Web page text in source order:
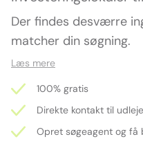
Der findes desværre
matcher din søgning.
Læs mere
100% gratis
Direkte kontakt til
Opret søgeagent og få